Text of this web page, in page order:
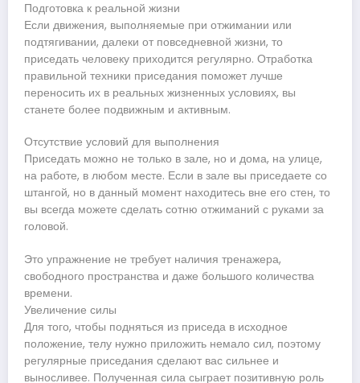
Подготовка к реальной жизни
Если движения, выполняемые при отжимании или
подтягивании, далеки от повседневной жизни, то
приседать человеку приходится регулярно. Отработка
правильной техники приседания поможет лучше
переносить их в реальных жизненных условиях, вы
станете более подвижным и активным.
Отсутствие условий для выполнения
Приседать можно не только в зале, но и дома, на улице,
на работе, в любом месте. Если в зале вы приседаете со
штангой, но в данный момент находитесь вне его стен, то
вы всегда можете сделать сотню отжиманий с руками за
головой.
Это упражнение не требует наличия тренажера,
свободного пространства и даже большого количества
времени.
Увеличение силы
Для того, чтобы подняться из приседа в исходное
положение, телу нужно приложить немало сил, поэтому
регулярные приседания сделают вас сильнее и
выносливее. Полученная сила сыграет позитивную роль